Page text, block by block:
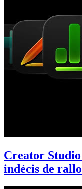
Creator
indécis de